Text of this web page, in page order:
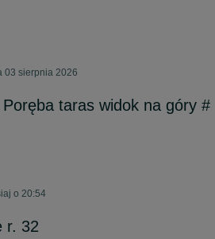
03 sierpnia 2026
taras widok na góry #
o 20:54
r. 32